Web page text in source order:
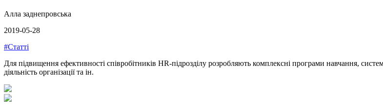
Алла заднепровська
2019-05-28
#Статті
Для підвищення ефективності співробітників HR-підрозділу розробляють комплексні програми навчання,
діяльність організації та ін.